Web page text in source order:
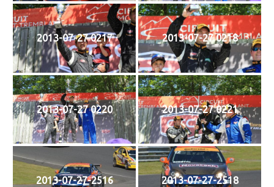
2013-07-27 0217 2013-07-27 0218
2013-07-27 0220 2013-07-27 0221
2013-07-27-2516 2013-07-27-2518